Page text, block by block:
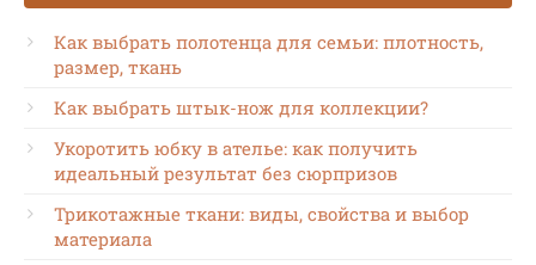
Как выбрать полотенца для семьи: плотность,
размер, ткань
Как выбрать штык-нож для коллекции?
Укоротить юбку в ателье: как получить
идеальный результат без сюрпризов
Трикотажные ткани: виды, свойства и выбор
материала